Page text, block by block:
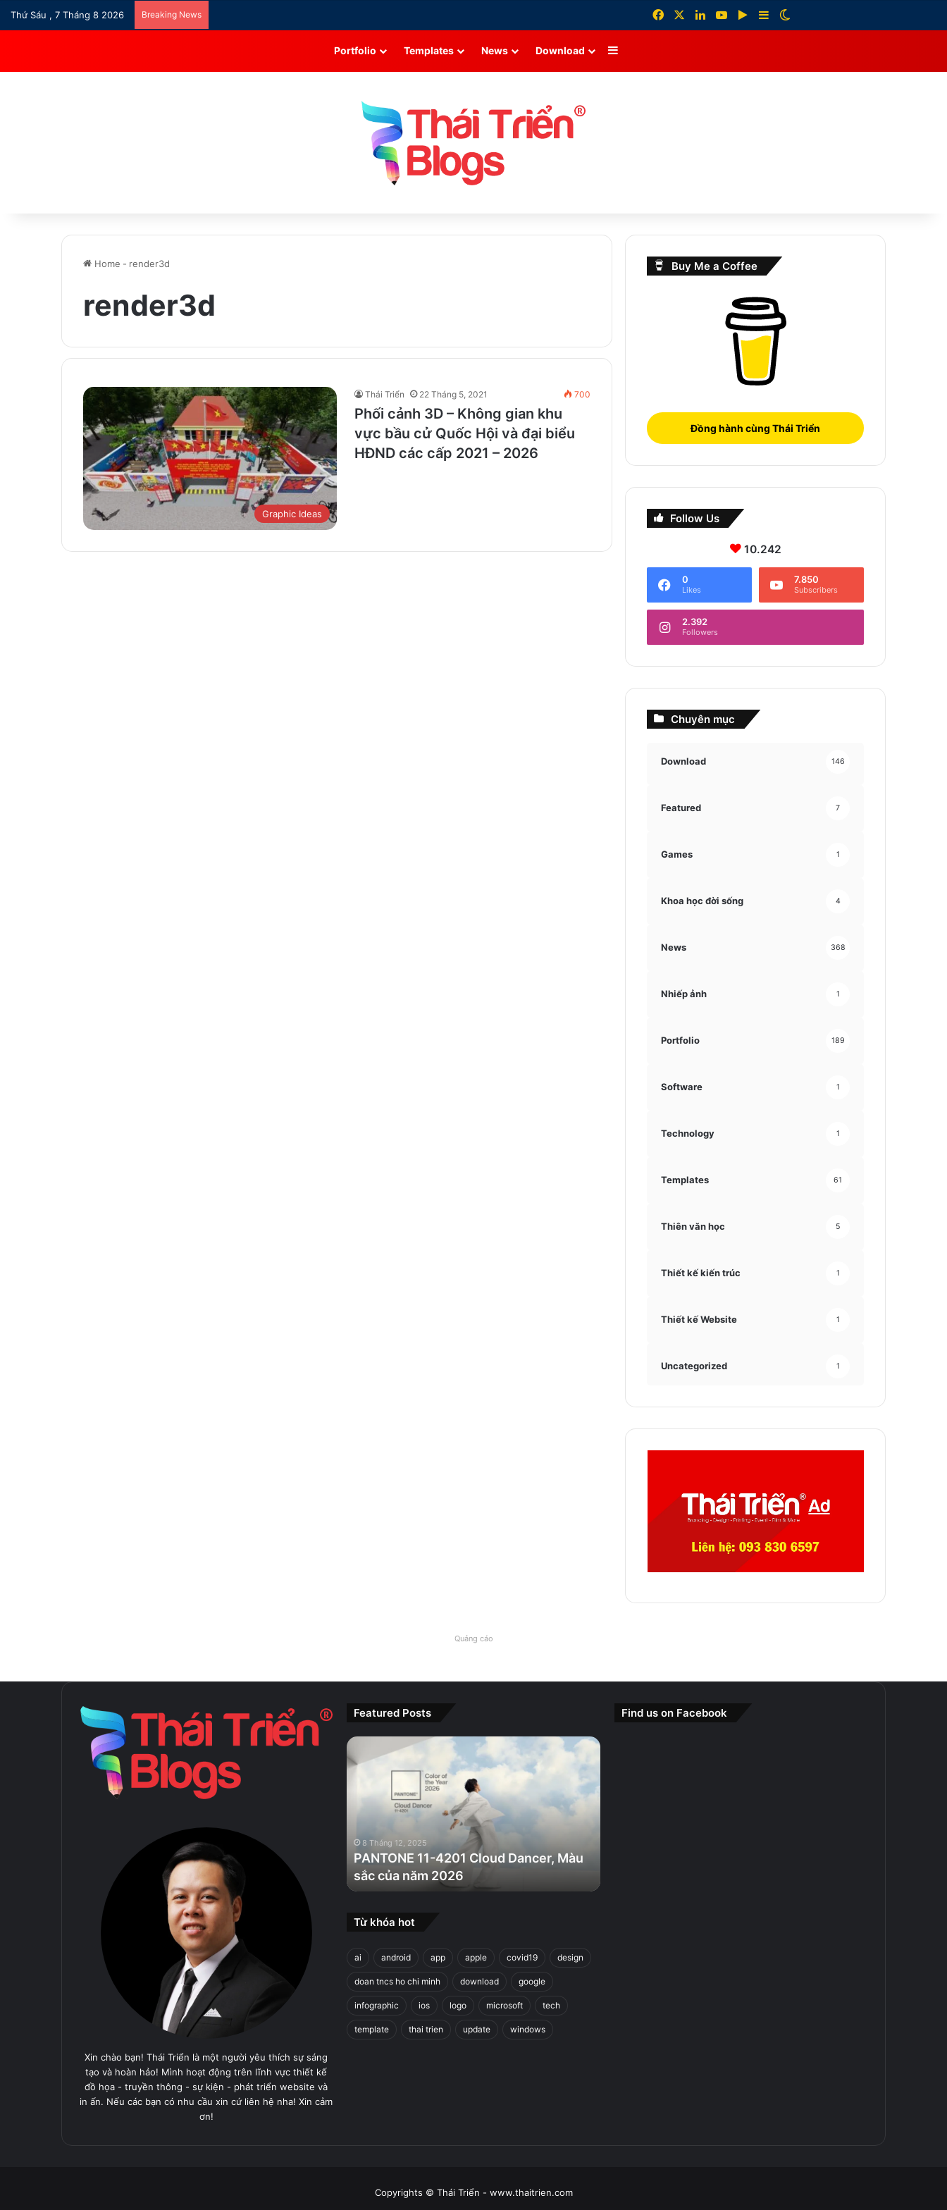
Thứ Sáu , 7 Tháng 8 2026 Breaking News FacebookLinkedInYouTubeGoogle Play
Sidebar
Portfolio Templates News Download Sidebar
Home - render3d
render3d
Graphic Ideas
Thái Triển 22 Tháng 5, 2021 700
Phối cảnh 3D – Không gian khu
vực bầu cử Quốc Hội và đại biểu
HĐND các cấp 2021 – 2026
Buy Me a Coffee
Đồng hành cùng Thái Triển
Follow Us
10.242
0
Likes
7.850
Subscribers
2.392
Followers
Chuyên mục
Download 146
Featured 7
Games 1
Khoa học đời sống 4
News 368
Nhiếp ảnh 1
Portfolio 189
Software 1
Technology 1
Templates 61
Thiên văn học 5
Thiết kế kiến trúc 1
Thiết kế Website 1
Uncategorized 1
Quảng cáo
Xin chào bạn! Thái Triển là một người yêu thích sự sáng
tạo và hoàn hảo! Mình hoạt động trên lĩnh vực thiết kế
đồ họa - truyền thông - sự kiện - phát triển website và
in ấn. Nếu các bạn có nhu cầu xin cứ liên hệ nha! Xin cảm
ơn!
Featured Posts
PANTONE
11-
Màu
của
năm
2026
8 Tháng 12, 2025
PANTONE 11-4201 Cloud Dancer, Màu
sắc của năm 2026
Từ khóa hot
ai android app apple covid19 design
doan tncs ho chi minh download google
infographic ios logo microsoft tech
template thai trien update windows
Find us on Facebook
Copyrights © Thái Triển - www.thaitrien.com